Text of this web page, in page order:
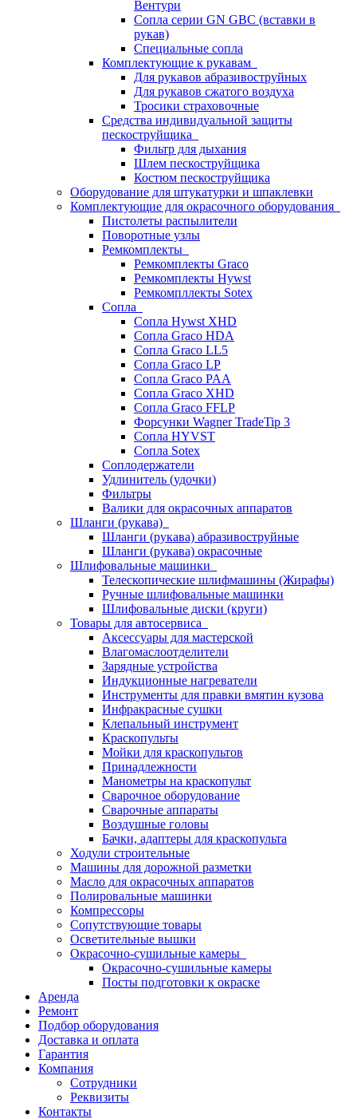
Вентури
Сопла серии GN GBC (вставки в
рукав)
Специальные сопла
Комплектующие к рукавам
Для рукавов абразивоструйных
Для рукавов сжатого воздуха
Тросики страховочные
Средства индивидуальной защиты
пескоструйщика
Фильтр для дыхания
Шлем пескоструйщика
Костюм пескоструйщика
Оборудование для штукатурки и шпаклевки
Комплектующие для окрасочного оборудования
Пистолеты распылители
Поворотные узлы
Ремкомплекты
Ремкомплекты Graco
Ремкомплекты Hywst
Ремкомпллекты Sotex
Сопла
Сопла Hywst XHD
Сопла Graco HDA
Сопла Graco LL5
Сопла Graco LP
Сопла Graco PAA
Сопла Graco XHD
Сопла Graco FFLP
Форсунки Wagner TradeTip 3
Сопла HYVST
Сопла Sotex
Соплодержатели
Удлинитель (удочки)
Фильтры
Валики для окрасочных аппаратов
Шланги (рукава)
Шланги (рукава) абразивоструйные
Шланги (рукава) окрасочные
Шлифовальные машинки
Телескопические шлифмашины (Жирафы)
Ручные шлифовальные машинки
Шлифовальные диски (круги)
Товары для автосервиса
Аксессуары для мастерской
Влагомаслоотделители
Зарядные устройства
Индукционные нагреватели
Инструменты для правки вмятин кузова
Инфракрасные сушки
Клепальный инструмент
Краскопульты
Мойки для краскопультов
Принадлежности
Манометры на краскопульт
Сварочное оборудование
Сварочные аппараты
Воздушные головы
Бачки, адаптеры для краскопульта
Ходули строительные
Машины для дорожной разметки
Масло для окрасочных аппаратов
Полировальные машинки
Компрессоры
Сопутствующие товары
Осветительные вышки
Окрасочно-сушильные камеры
Окрасочно-сушильные камеры
Посты подготовки к окраске
Аренда
Ремонт
Подбор оборудования
Доставка и оплата
Гарантия
Компания
Сотрудники
Реквизиты
Контакты